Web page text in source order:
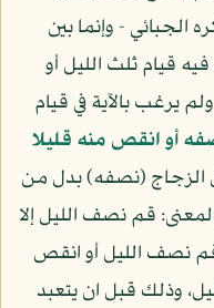
الجبائي - وإنما بين
قيام ثلث الليل أو
يرغب بالآية في قيام
أو انقص منه قليلا
الزجاج (نصفه) بدل من
قم نصف الليل إلا
قم نصف الليل أو انقص
وذلك قبل ان يتعبد